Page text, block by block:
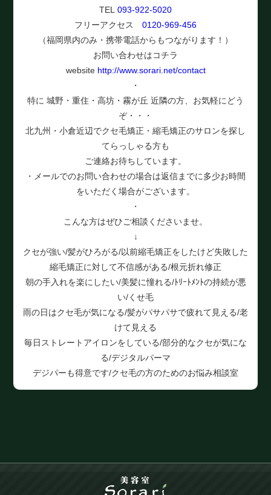
TEL 093-922-5020
フリーアクセス 0120-969-456
（福岡県内のみ・携帯電話からもつながります！）
お問い合わせはコチラ
website http://www.sorari.net/contact
・
特に 城野・重住・高坊・霧が丘 近隣の方、お気軽にどう
ぞ・・・
北九州・小倉近辺でクセ毛矯正・縮毛矯正のサロンを探し
てらっしゃる方も
ご連絡お待ちしています。
・メールでのお問い合わせの場合は返信までに多少お時間
をいただく場合がございます。
・
こんな方はぜひご相談くださいませ。
↓
クセが強い/髪がひろがる/以前縮毛矯正をしたけど失敗した
縮毛矯正に対して不信感がある/根元折れ修正
朝の手入れを楽にしたい/美髪に憧れる/ﾄﾘｰﾄﾒﾝﾄの持続が悪
い/くせ毛
雨の日はクセ毛が気になる/髪がパサパサで疲れて見える/老
けて見える
毎日ストレートアイロンをしている/部分的なクセが気にな
る/デジタルパーマ
デジパーも得意です/クセ毛の方のためのお悩み相談室